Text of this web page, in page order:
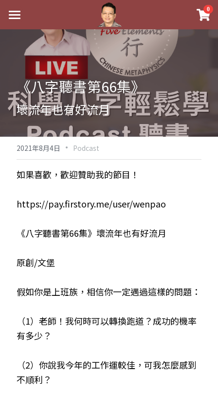
0
最新消息
關於我
實體經營
祖傳命理
手工印鑑
課程介紹
五行八字學
後天派陽宅
Blog
黃金會員專區
八字雜記
站長精選
臉書生活
試閱專區
Podcast聽書
陽宅視頻
線上直播
線上學苑
八字進階班
八字中階班
五行計算初階班
團隊訓練營
《十神高階實戰錄》完整典藏版
科學八字推理PDF
科學八字推理1
科學八字推理2
輕鬆學會科學八字推理
與我預約
批命預約
上課預約
FB粉絲頁
登錄/
搜索
繁體中文
0938617837
《八字聽書第66集》
壞流年也有好流月
2021年8月4日 · Podcast
如果喜歡，歡迎贊助我的節目！
https://pay.firstory.me/user/wenpao
《八字聽書第66集》壞流年也有好流月
原創/文堡
假如你是上班族，相信你一定遇過這樣的問題：
（1）老師！我何時可以轉換跑道？成功的機率
有多少？
（2）你說我今年的工作運較佳，可我怎麼感到
不順利？
×
商品分類
八字線上完整班
科學八字推理PDF
《十神高階實戰錄》完整典藏版
1美元超值PDF
八字線上批命
小兒命名